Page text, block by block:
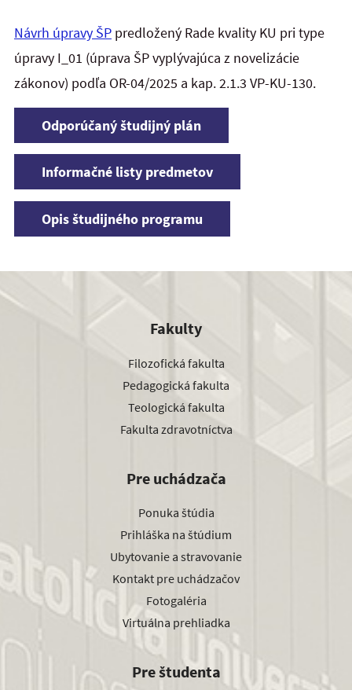
Návrh úpravy ŠP predložený Rade kvality KU pri type
úpravy I_01 (úprava ŠP vyplývajúca z novelizácie
zákonov) podľa OR-04/2025 a kap. 2.1.3 VP-KU-130.
Odporúčaný študijný plán
Informačné listy predmetov
Opis študijného programu
Fakulty
Filozofická fakulta
Pedagogická fakulta
Teologická fakulta
Fakulta zdravotníctva
Pre uchádzača
Ponuka štúdia
Prihláška na štúdium
Ubytovanie a stravovanie
Kontakt pre uchádzačov
Fotogaléria
Virtuálna prehliadka
Pre študenta